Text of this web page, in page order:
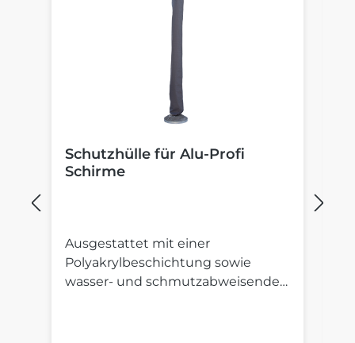
Schutzhülle für Alu-Profi
Schirme
Ausgestattet mit einer
Polyakrylbeschichtung sowie
wasser- und schmutzabweisender